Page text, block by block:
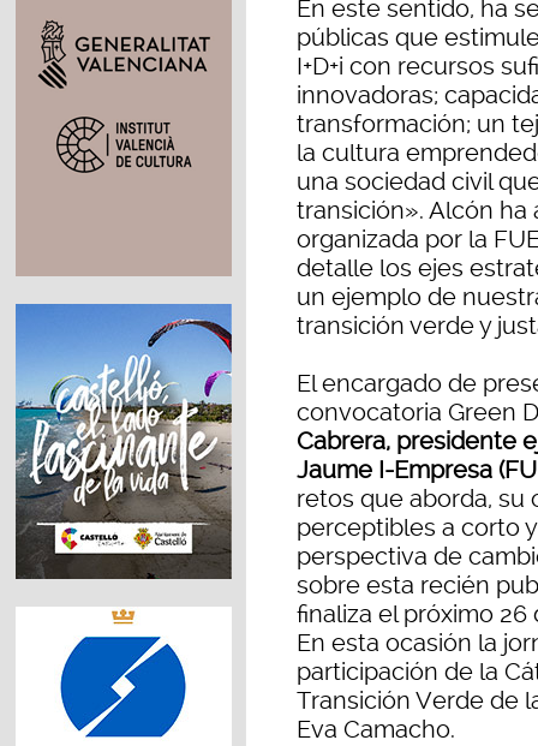
En este sentido, ha
públicas que
I+D+i con recursos
innovadoras;
transformación; un
la cultura
una sociedad civil
transición». Alcón
organizada por la
detalle los ejes
un ejemplo de
transición verde y
El encargado de
convocatoria Green
Cabrera, presidente
Jaume I-Empresa
retos que aborda, su
perceptibles a corto
perspectiva de
sobre esta recién
finaliza el próximo 26
En esta ocasión la
participación de la
Transición Verde de
Eva Camacho.